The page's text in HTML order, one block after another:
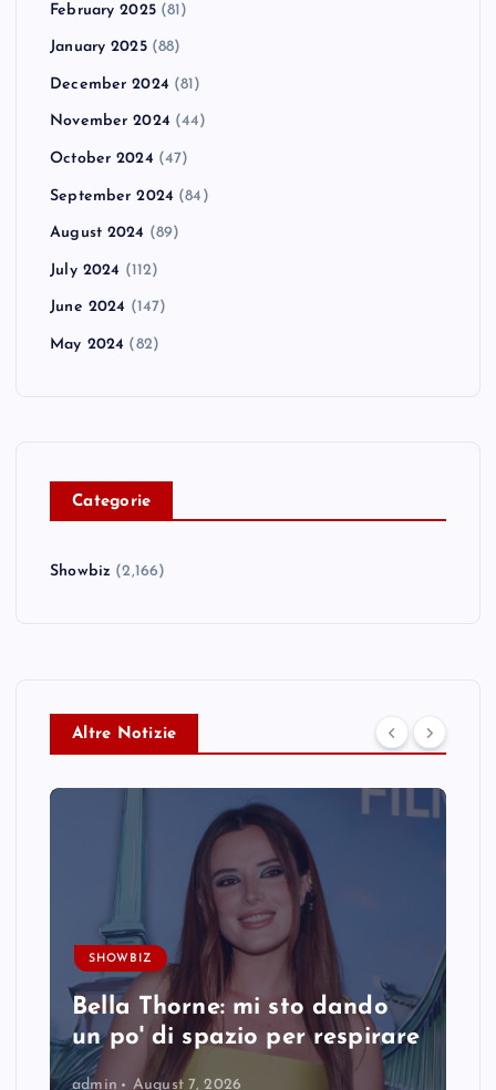
February 2025(81)
January 2025(88)
December 2024 (81)
November 2024 (44)
October 2024 (47)
September 2024 (84)
August 2024 (89)
July 2024 (112)
June 2024 (147)
May 2024 (82)
Categorie
Showbiz (2,166)
Altre Notizie
SHOWBIZ
Bella Thorne: mi sto dando
un po' di spazio per respirare
admin August 7, 2026